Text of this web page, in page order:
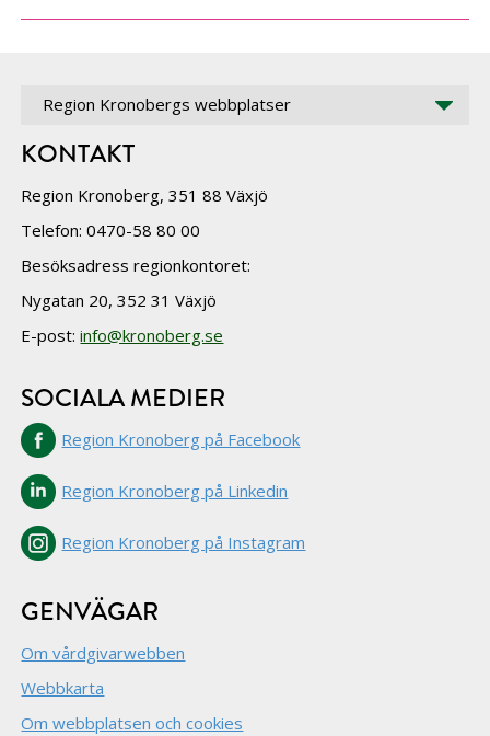
Region Kronobergs webbplatser
KONTAKT
Region Kronoberg, 351 88 Växjö
Telefon: 0470-58 80 00
Besöksadress regionkontoret:
Nygatan 20, 352 31 Växjö
E-post:info@kronoberg.se
SOCIALA MEDIER
Region Kronoberg på Facebook
Region Kronoberg på Linkedin
Region Kronoberg på Instagram
GENVÄGAR
Om vårdgivarwebben
Webbkarta
Om webbplatsen och cookies